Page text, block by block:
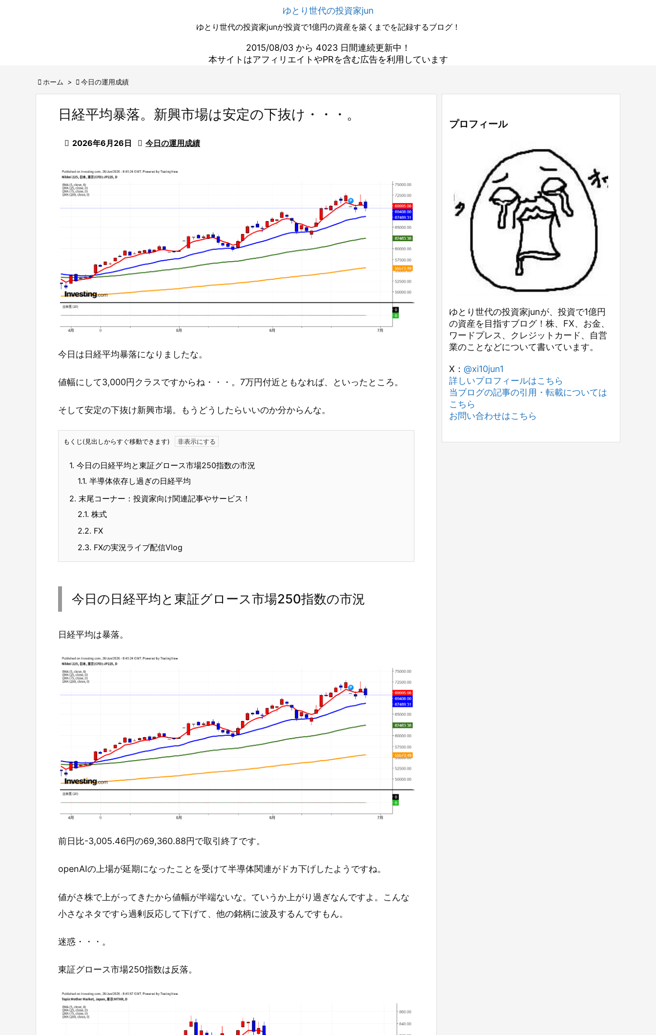
ゆとり世代の投資家jun
ゆとり世代の投資家junが投資で1億円の資産を築くまでを記録するブログ！
2015/08/03 から 4023 日間連続更新中！
本サイトはアフィリエイトやPRを含む広告を利用しています
 ホーム >  今日の運用成績
日経平均暴落。新興市場は安定の下抜け・・・。
 2026年6月26日  今日の運用成績
今日は日経平均暴落になりましたな。
値幅にして3,000円クラスですからね・・・。7万円付近ともなれば、といったところ。
そして安定の下抜け新興市場。もうどうしたらいいのか分からんな。
もくじ(見出しからすぐ移動できます)
1. 今日の日経平均と東証グロース市場250指数の市況
1.1. 半導体依存し過ぎの日経平均
2. 末尾コーナー：投資家向け関連記事やサービス！
2.1. 株式
2.2. FX
2.3. FXの実況ライブ配信Vlog
今日の日経平均と東証グロース市場250指数の市況
日経平均は暴落。
前日比-3,005.46円の69,360.88円で取引終了です。
openAIの上場が延期になったことを受けて半導体関連がドカ下げしたようですね。
値がさ株で上がってきたから値幅が半端ないな。ていうか上がり過ぎなんですよ。こんな
小さなネタですら過剰反応して下げて、他の銘柄に波及するんですもん。
迷惑・・・。
東証グロース市場250指数は反落。
プロフィール
ゆとり世代の投資家junが、投資で1億円
の資産を目指すブログ！株、FX、お金、
ワードプレス、クレジットカード、自営
業のことなどについて書いています。
X： @xi10jun1
詳しいプロフィールはこちら
当ブログの記事の引用・転載については
こちら
お問い合わせはこちら